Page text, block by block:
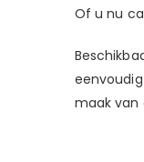
Of u nu
maak van